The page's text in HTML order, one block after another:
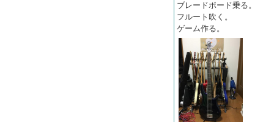
ブレードボード乗る。
フルート吹く。
ゲーム作る。